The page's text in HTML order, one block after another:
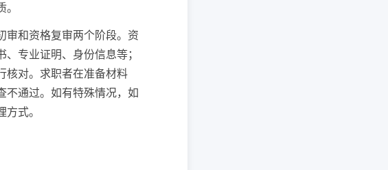
审和资格复审两个阶段。资
专业证明、身份信息等；
核对。求职者在准备材料
不通过。如有特殊情况，如
式。